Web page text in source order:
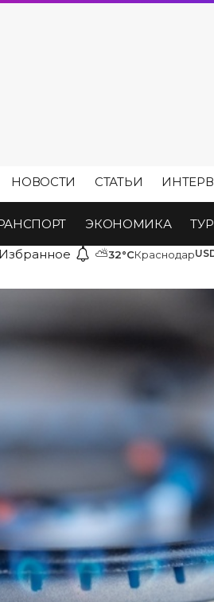
НОВОСТИ СТАТЬИ
ЭКОНОМИКА
Избранное ⛅32°CКраснодар